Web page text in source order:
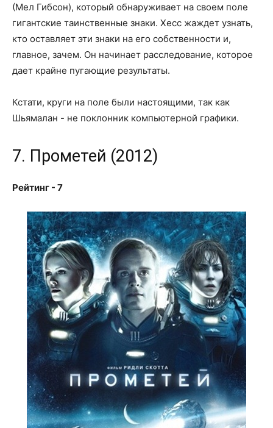
(Мел Гибсон), который обнаруживает на своем поле
гигантские таинственные знаки. Хесс жаждет узнать,
кто оставляет эти знаки на его собственности и,
главное, зачем. Он начинает расследование, которое
дает крайне пугающие результаты.
Кстати, круги на поле были настоящими, так как
Шьямалан - не поклонник компьютерной графики.
7. Прометей (2012)
Рейтинг - 7